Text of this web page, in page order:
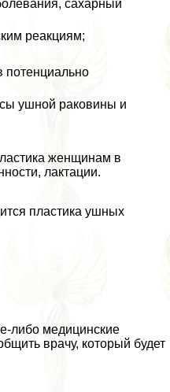
сахарный
реакциям;
потенциально
ушной paковины и
женщинам в
лактации.
пластика ушных
либо медицинские
врачу, который будет